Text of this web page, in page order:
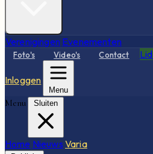
Verenigingen Evenementen
Foto's Video's Contact
Inloggen
Menu
Menu Sluiten
Home Nieuws Varia